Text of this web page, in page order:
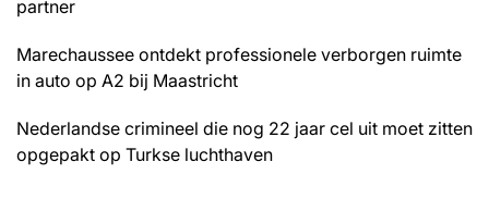
partner
Marechaussee ontdekt professionele verborgen ruimte
in auto op A2 bij Maastricht
Nederlandse crimineel die nog 22 jaar cel uit moet zitten
opgepakt op Turkse luchthaven